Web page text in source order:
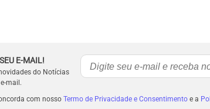
E-MAIL!
do Notícias
mail.
com nosso Termo de Privacidade e Consentimentoe a